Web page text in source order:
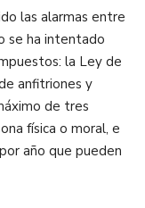
las alarmas entre
se ha intentado
la Ley de
anfitriones y
de tres
física o moral, e
año que pueden